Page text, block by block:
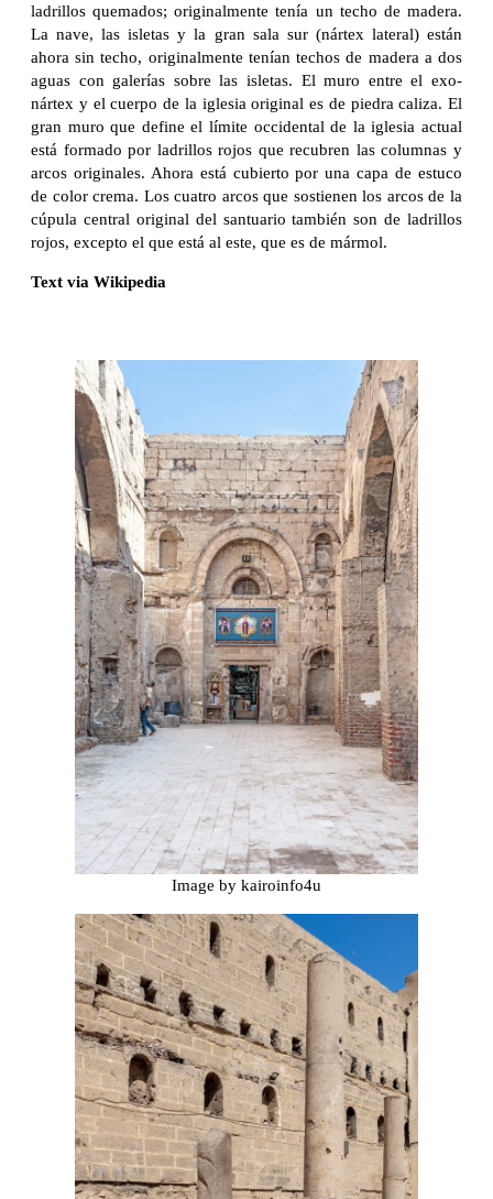
ladrillos quemados; originalmente tenía un techo de madera.
La nave, las isletas y la gran sala sur (nártex lateral) están
ahora sin techo, originalmente tenían techos de madera a dos
aguas con galerías sobre las isletas. El muro entre el exo-
nártex y el cuerpo de la iglesia original es de piedra caliza. El
gran muro que define el límite occidental de la iglesia actual
está formado por ladrillos rojos que recubren las columnas y
arcos originales. Ahora está cubierto por una capa de estuco
de color crema. Los cuatro arcos que sostienen los arcos de la
cúpula central original del santuario también son de ladrillos
rojos, excepto el que está al este, que es de mármol.
Text via Wikipedia
Image by kairoinfo4u